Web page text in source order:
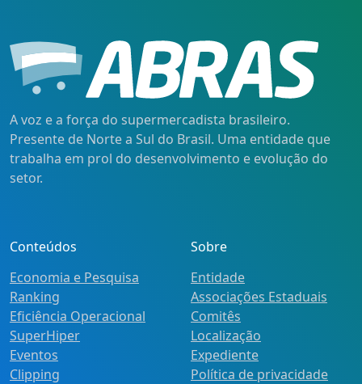
A voz e a força do supermercadista brasileiro.
Presente de Norte a Sul do Brasil. Uma entidade que
trabalha em prol do desenvolvimento e evolução do
setor.
Conteúdos
Economia e Pesquisa
Ranking
Eficiência Operacional
SuperHiper
Eventos
Clipping
Sobre
Entidade
Associações Estaduais
Comitês
Localização
Expediente
Política de privacidade